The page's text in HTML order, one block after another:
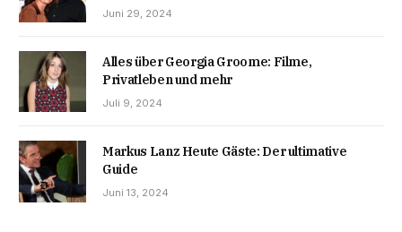
Juni 29, 2024
Alles über Georgia Groome: Filme,
Privatleben und mehr
Juli 9, 2024
Markus Lanz Heute Gäste: Der ultimative
Guide
Juni 13, 2024